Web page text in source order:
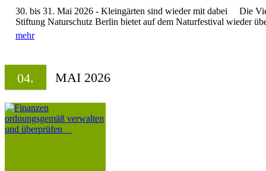
30. bis 31. Mai 2026 - Kleingärten sind wieder mit dabei Die
Stiftung Naturschutz Berlin bietet auf dem Naturfestival wieder
mehr
04. MAI 2026